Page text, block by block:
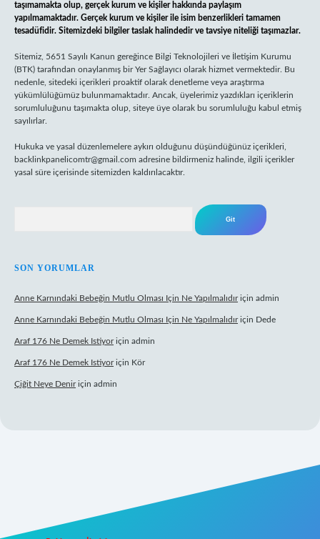
taşımamakta olup, gerçek kurum ve kişiler hakkında paylaşım
yapılmamaktadır. Gerçek kurum ve kişiler ile isim benzerlikleri tamamen
tesadüfidir. Sitemizdeki bilgiler taslak halindedir ve tavsiye niteliği taşımazlar.
Sitemiz, 5651 Sayılı Kanun gereğince Bilgi Teknolojileri ve İletişim Kurumu
(BTK) tarafından onaylanmış bir Yer Sağlayıcı olarak hizmet vermektedir. Bu
nedenle, sitedeki içerikleri proaktif olarak denetleme veya araştırma
yükümlülüğümüz bulunmamaktadır. Ancak, üyelerimiz yazdıkları içeriklerin
sorumluluğunu taşımakta olup, siteye üye olarak bu sorumluluğu kabul etmiş
sayılırlar.
Hukuka ve yasal düzenlemelere aykırı olduğunu düşündüğünüz içerikleri,
backlinkpanelicomtr@gmail.com adresine bildirmeniz halinde, ilgili içerikler
yasal süre içerisinde sitemizden kaldırılacaktır.
SON YORUMLAR
Anne Karnındaki Bebeğin Mutlu Olması Için Ne Yapılmalıdıriçin admin
Anne Karnındaki Bebeğin Mutlu Olması Için Ne Yapılmalıdıriçin Dede
Araf 176 Ne Demek Istiyoriçin admin
Araf 176 Ne Demek Istiyoriçin Kör
Çiğit Neye Deniriçin admin